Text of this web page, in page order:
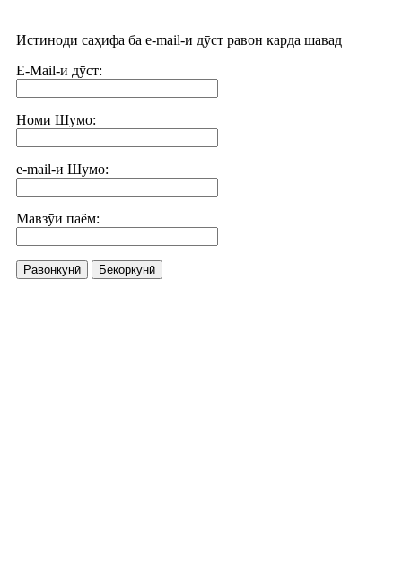
Истиноди саҳифа ба e-mail-и дӯст равон карда шавад
E-Mail-и дӯст:
Номи Шумо:
e-mail-и Шумо:
Мавзӯи паём:
Равонкунӣ Бекоркунӣ